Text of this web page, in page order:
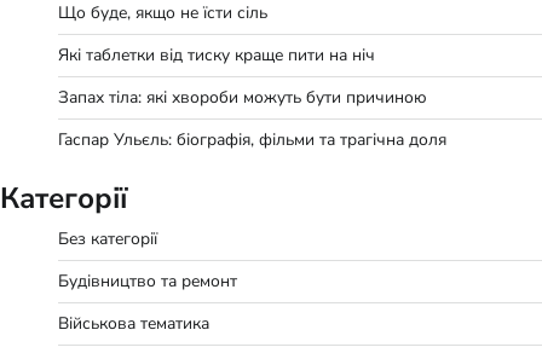
Що буде, якщо не їсти сіль
Які таблетки від тиску краще пити на ніч
Запах тіла: які хвороби можуть бути причиною
Гаспар Ульєль: біографія, фільми та трагічна доля
Категорії
Без категорії
Будівництво та ремонт
Військова тематика